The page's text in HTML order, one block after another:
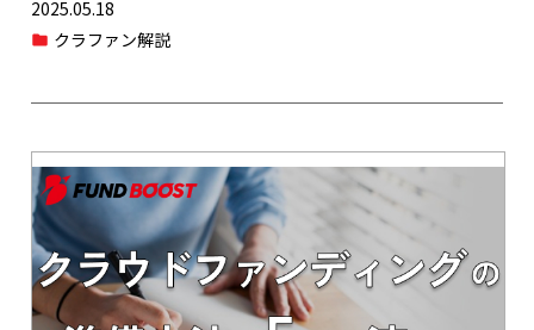
2025.05.18
クラファン解説